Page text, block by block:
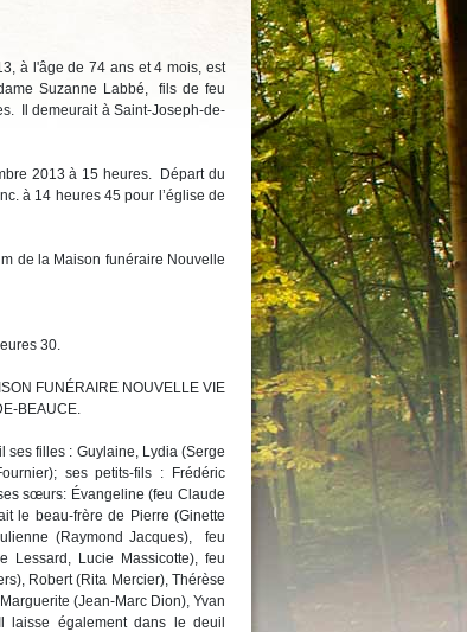
à l'âge de 74 ans et 4 mois, est
Suzanne Labbé, fils de feu
Il demeurait à Saint-Joseph-de-
2013 à 15 heures. Départ du
à 14 heures 45 pour l’église de
de la Maison funéraire Nouvelle
30.
FUNÉRAIRE NOUVELLE VIE
BEAUCE.
ses filles : Guylaine, Lydia (Serge
ses petits-fils : Frédéric
sœurs: Évangeline (feu Claude
le beau-frère de Pierre (Ginette
(Raymond Jacques), feu
Lessard, Lucie Massicotte), feu
Robert (Rita Mercier), Thérèse
(Jean-Marc Dion), Yvan
également dans le deuil